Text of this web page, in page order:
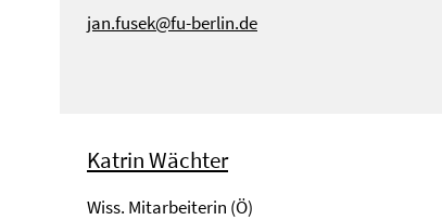
jan.fusek@fu-berlin.de
Katrin Wächter
Wiss. Mitarbeiterin (Ö)